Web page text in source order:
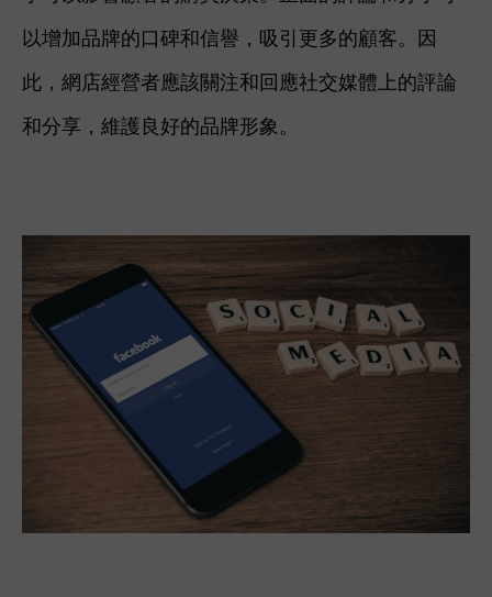
以增加品牌的口碑和信譽，吸引更多的顧客。因
此，網店經營者應該關注和回應社交媒體上的評論
和分享，維護良好的品牌形象。